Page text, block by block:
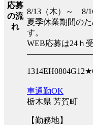
応募
の流
れ
8/13（木）～ 8/
夏季休業期間の
す。
WEB応募は24ｈ
車通勤OK
栃木県 芳賀町
【勤務地】